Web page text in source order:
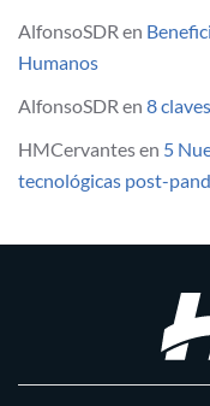
AlfonsoSDR en
Humanos
AlfonsoSDR en 8
HMCervantesen 5
tecnológicas post-